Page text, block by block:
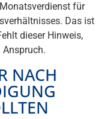
für
Das ist
dieser Hinweis,
NACH